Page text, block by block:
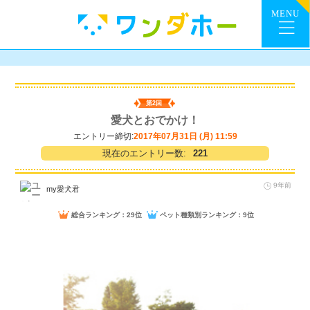
第2回
愛犬とおでかけ！
エントリー締切:2017年07月31日 (月) 11:59
現在のエントリー数: 221
my愛犬君 9年前
総合ランキング：29位 ペット種類別ランキング：9位